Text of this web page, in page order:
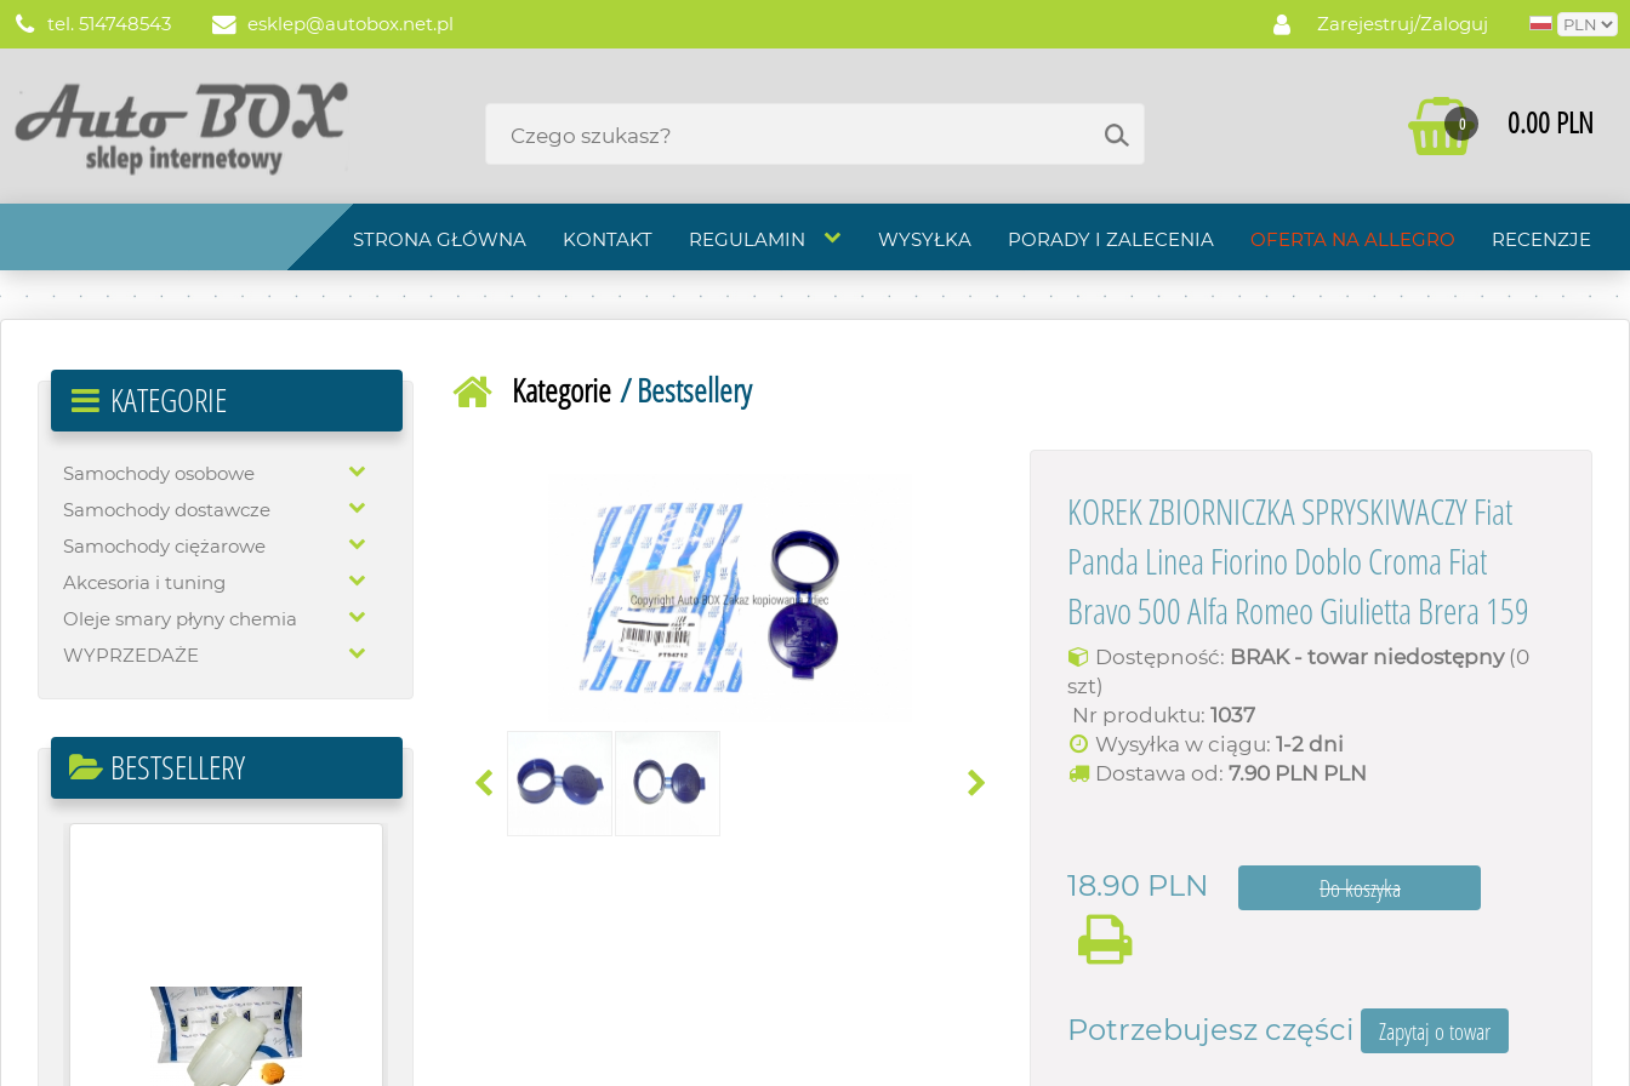
Zarejestruj/Zaloguj
tel. 514748543 esklep@autobox.net.pl
0.00 PLN
0
STRONA GŁÓWNA KONTAKT REGULAMIN WYSYŁKA PORADY I ZALECENIA OFERTA NA ALLEGRO RECENZJE
KATEGORIE
Samochody osobowe
Samochody dostawcze
Samochody ciężarowe
Akcesoria i tuning
Oleje smary płyny chemia
WYPRZEDAŻE
BESTSELLERY
Kategorie/ Bestsellery
KOREK ZBIORNICZKA SPRYSKIWACZY Fiat
Panda Linea Fiorino Doblo Croma Fiat
Bravo 500 Alfa Romeo Giulietta Brera 159
Dostępność: BRAK - towar niedostępny(0
szt)
Nr produktu: 1037
Wysyłka w ciągu: 1-2 dni
Dostawa od: 7.90 PLN PLN
18.90 PLN
Potrzebujesz części